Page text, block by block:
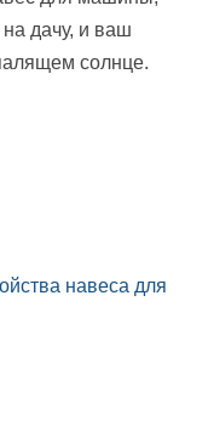
дачу, и ваш
солнце.
навеса для